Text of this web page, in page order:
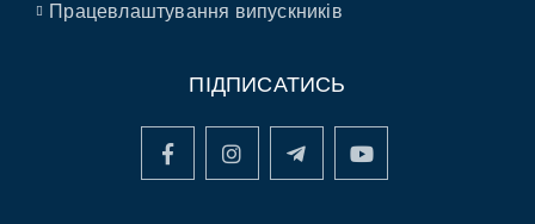
Працевлаштування випускників
ПІДПИСАТИСЬ